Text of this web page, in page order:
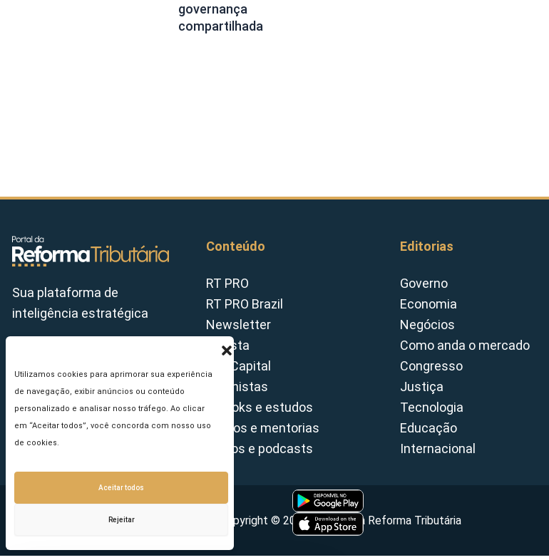
Utilizamos cookies para aprimorar sua experiência
de navegação, exibir anúncios ou conteúdo
personalizado e analisar nosso tráfego. Ao clicar
em “Aceitar todos”, você concorda com nosso uso
de cookies.
Aceitar todos
Rejeitar
governança
compartilhada
Sua plataforma de
inteligência estratégica
Conteúdo
RT PRO
RT PRO Brazil
Newsletter
Revista
Tax Capital
Colunistas
E-books e estudos
Cursos e mentorias
Vídeos e podcasts
Editorias
Governo
Economia
Negócios
Como anda o mercado
Congresso
Justiça
Tecnologia
Educação
Internacional
Copyright © 2026 - Portal da Reforma Tributária